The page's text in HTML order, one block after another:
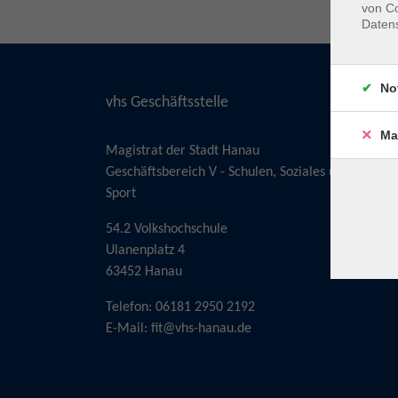
vhs Geschäftsstelle
Magistrat der Stadt Hanau
Geschäftsbereich V - Schulen, Soziales und
Sport
54.2 Volkshochschule
Ulanenplatz 4
63452 Hanau
Telefon: 06181 2950 2192
E-Mail: fit@vhs-hanau.de
von